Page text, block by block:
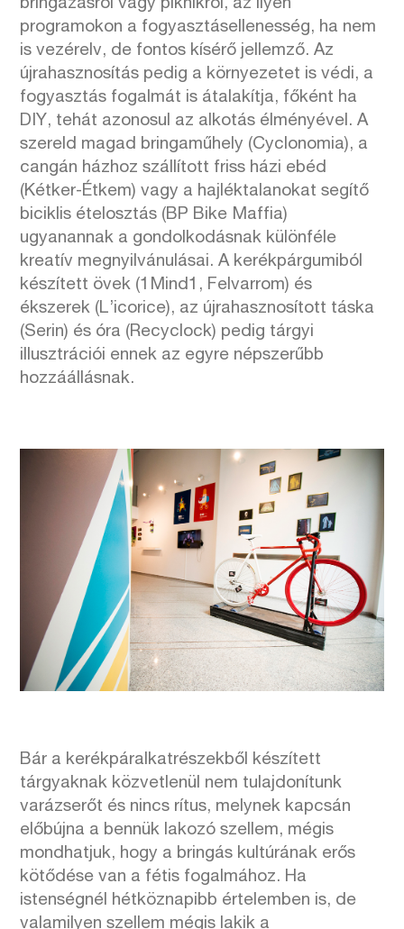
bringázásról vagy piknikről, az ilyen
programokon a fogyasztásellenesség, ha nem
is vezérelv, de fontos kísérő jellemző. Az
újrahasznosítás pedig a környezetet is védi, a
fogyasztás fogalmát is átalakítja, főként ha
DIY, tehát azonosul az alkotás élményével. A
szereld magad bringaműhely (Cyclonomia), a
cangán házhoz szállított friss házi ebéd
(Kétker-Étkem) vagy a hajléktalanokat segítő
biciklis ételosztás (BP Bike Maffia)
ugyanannak a gondolkodásnak különféle
kreatív megnyilvánulásai. A kerékpárgumiból
készített övek (1Mind1, Felvarrom) és
ékszerek (L’icorice), az újrahasznosított táska
(Serin) és óra (Recyclock) pedig tárgyi
illusztrációi ennek az egyre népszerűbb
hozzáállásnak.
Bár a kerékpáralkatrészekből készített
tárgyaknak közvetlenül nem tulajdonítunk
varázserőt és nincs rítus, melynek kapcsán
előbújna a bennük lakozó szellem, mégis
mondhatjuk, hogy a bringás kultúrának erős
kötődése van a fétis fogalmához. Ha
istenségnél hétköznapibb értelemben is, de
valamilyen szellem mégis lakik a